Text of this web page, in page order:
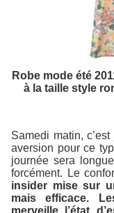
Robe mode été
à la taille style
Samedi matin,
aversion pour ce
journée sera
forcément. Le
insider mise sur
mais efficace.
merveille l’état